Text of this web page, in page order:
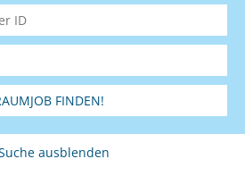
FINDEN!
ausblenden